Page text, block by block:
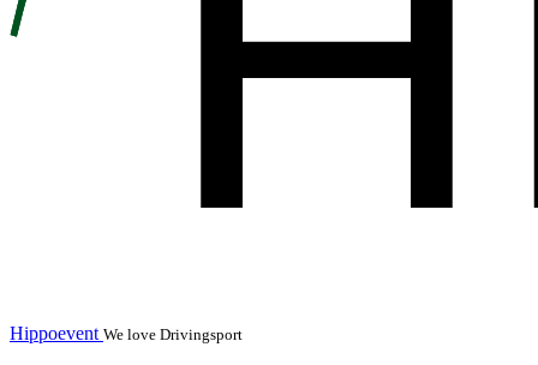
Hippoevent We love Drivingsport